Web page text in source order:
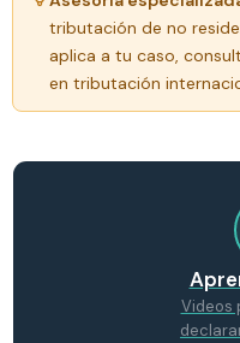
tributación de no
aplica a tu caso,
en tributación
Videos